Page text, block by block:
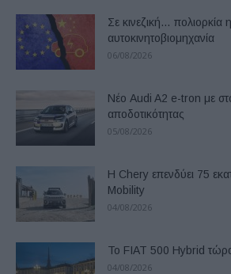
Σε κινεζική… πολιορκία
αυτοκινητοβιομηχανία
06/08/2026
Νέο Audi A2 e-tron με
αποδοτικότητας
05/08/2026
Η Chery επενδύει 75
Mobility
04/08/2026
Το FIAT 500 Hybrid
04/08/2026